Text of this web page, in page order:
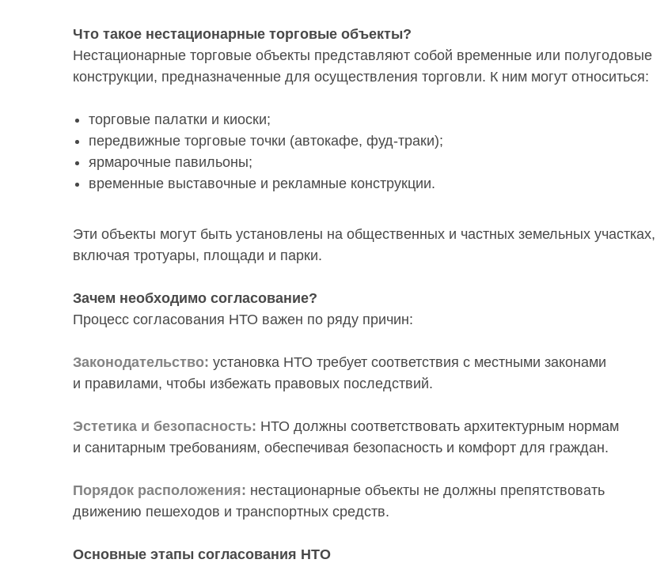
Что такое нестационарные торговые объекты?
Нестационарные торговые объекты представляют собой временные или полугодовые
конструкции, предназначенные для осуществления торговли. К ним могут относиться:
торговые палатки и киоски;
передвижные торговые точки (автокафе, фуд-траки);
ярмарочные павильоны;
временные выставочные и рекламные конструкции.
Эти объекты могут быть установлены на общественных и частных земельных участках,
включая тротуары, площади и парки.
Зачем необходимо согласование?
Процесс согласования НТО важен по ряду причин:
Законодательство: установка НТО требует соответствия с местными законами
и правилами, чтобы избежать правовых последствий.
Эстетика и безопасность: НТО должны соответствовать архитектурным нормам
и санитарным требованиям, обеспечивая безопасность и комфорт для граждан.
Порядок расположения: нестационарные объекты не должны препятствовать
движению пешеходов и транспортных средств.
Основные этапы согласования НТО